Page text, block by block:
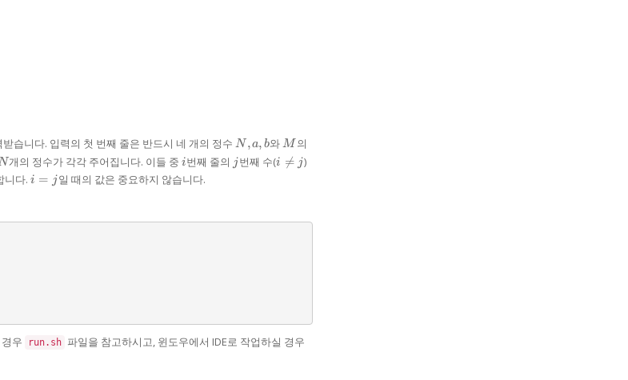
습니다. 입력의 첫 번째 줄은 반드시 네 개의 정수 N,
a,
b
N ,a, b와 M
M 의
N
N개의 정수가 각각 주어집니다. 이들 중ii번째 줄의 j
j번째 수(ii 
= j)
니다. ii = j일 때의 값은 중요하지 않습니다.
우 run.sh 파일을 참고하시고, 윈도우에서 IDE로 작업하실 경우